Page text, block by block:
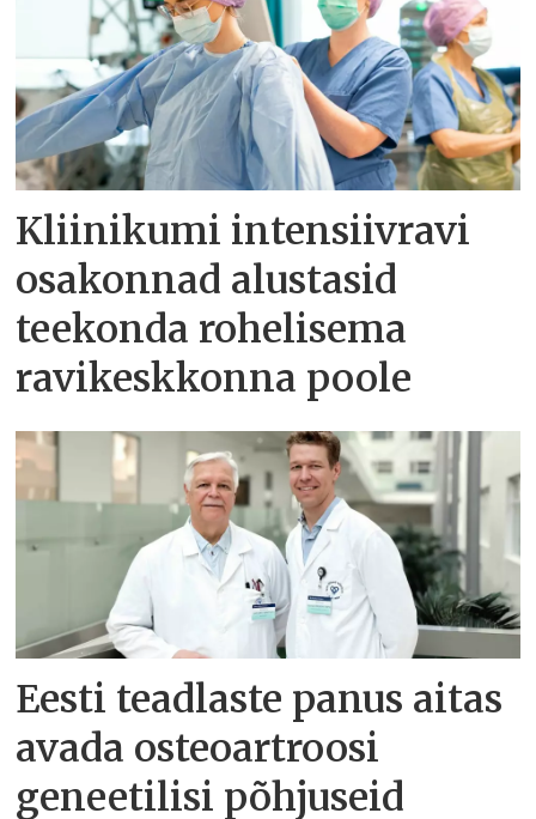
Kliinikumi intensiivravi
osakonnad alustasid
teekonda rohelisema
ravikeskkonna poole
Eesti teadlaste panus aitas
avada osteoartroosi
geneetilisi põhjuseid